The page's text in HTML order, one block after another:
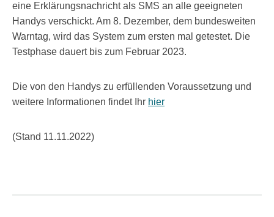
eine Erklärungsnachricht als SMS an alle geeigneten
Handys verschickt. Am 8. Dezember, dem bundesweiten
Warntag, wird das System zum ersten mal getestet. Die
Testphase dauert bis zum Februar 2023.
Die von den Handys zu erfüllenden Voraussetzung und
weitere Informationen findet Ihr hier
(Stand 11.11.2022)